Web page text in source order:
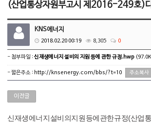
(산업통상자원부고시 제2016-249호)
KNS에너지
2018.02.20 00:19 8,305 0
- 첨부파일 : 신재생에너지 설비의 지원 등에 관한 규정.hwp
- 짧은주소 : http://knsenergy.com/bbs/?t=10 주소복사
이전글
신재생에너지설비의지원등에관한규정(산업